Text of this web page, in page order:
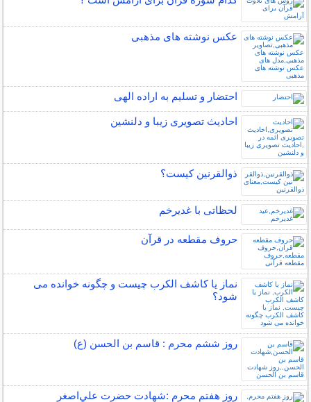
عکس نوشته های مذهبی
احتضار و تسلیم به اراده الهی
احادیث تصویری زیبا و دلنشین
ذوالقرنین کیست؟
لحظاتی با غدیرخم
حروف مقطعه در قرآن
نماز یا کاشف الکرب چیست و چگونه خوانده می
شود؟
روز ششم محرم : قاسم بن الحسن (ع)
روز هفتم محرم :شهادت حضرت علي‌اصغر